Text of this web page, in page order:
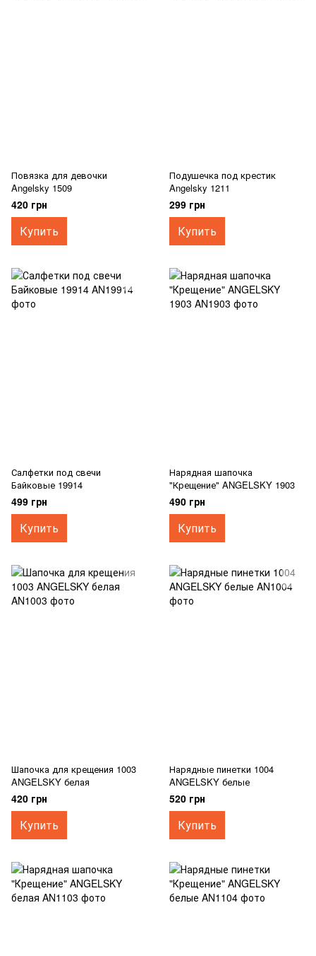
Повязка для девочки
Angelsky 1509
420 грн
Купить
Подушечка под крестик
Angelsky 1211
299 грн
Купить
Салфетки под свечи
Байковые 19914
499 грн
Купить
Нарядная шапочка
"Крещение" ANGELSKY 1903
490 грн
Купить
Шапочка для крещения 1003
ANGELSKY белая
420 грн
Купить
Нарядные пинетки 1004
ANGELSKY белые
520 грн
Купить